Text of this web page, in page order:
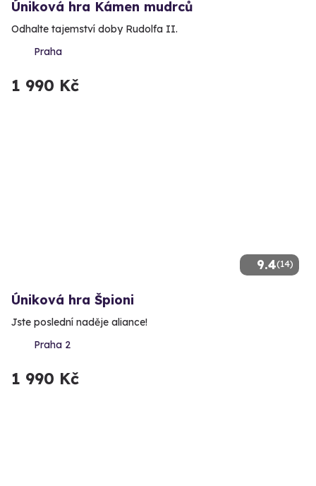
Úniková hra Kámen mudrců
Odhalte tajemství doby Rudolfa II.
Praha
1 990 Kč
9.4(14)
Úniková hra Špioni
Jste poslední naděje aliance!
Praha 2
1 990 Kč